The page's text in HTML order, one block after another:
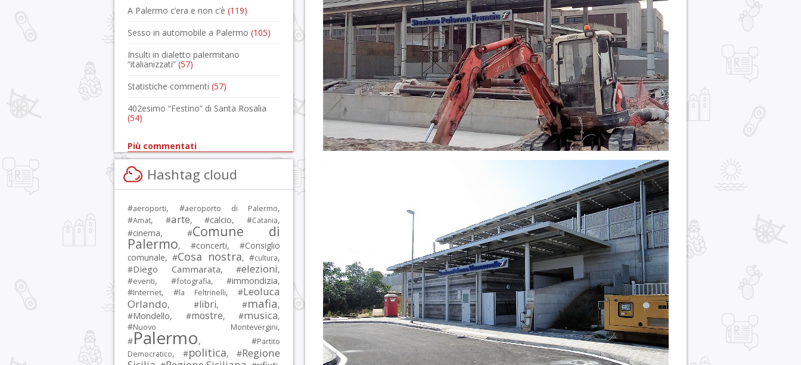
A Palermo c’era e non c’è (119)
Sesso in automobile a Palermo (105)
Insulti in dialetto palermitano
“italianizzati” (57)
Statistiche commenti (57)
402esimo “Festino” di Santa Rosalia
(54)
Più commentati
Hashtag cloud
#aeroporti, #aeroporto di Palermo,
#Amat, #arte, #calcio, #Catania,
#cinema, #Comune di
Palermo, #concerti, #Consiglio
comunale, #Cosa nostra, #cultura,
#Diego Cammarata, #elezioni,
#eventi, #fotografia, #immondizia,
#Internet, #la Feltrinelli, #Leoluca
Orlando, #libri, #mafia,
#Mondello, #mostre, #musica,
#Nuovo Montevergini,
#Palermo, #Partito
Democratico, #politica, #Regione